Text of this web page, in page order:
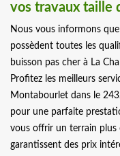
vos travaux taille
Nous vous informons
possèdent toutes les
buisson pas cher à La
Profitez les meilleurs
Montabourlet dans le
pour une parfaite
vous offrir un terrain plus
garantissent des prix